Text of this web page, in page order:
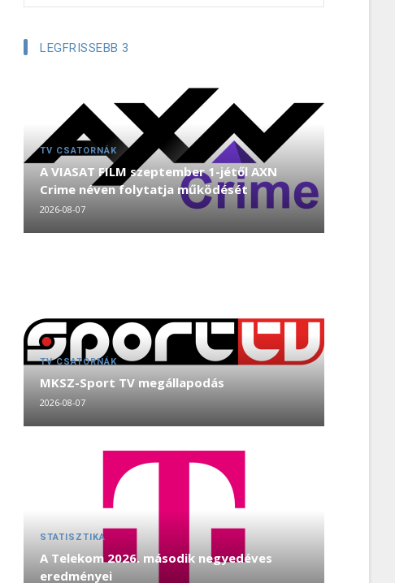
LEGFRISSEBB 3
TV CSATORNÁK
A VIASAT FILM szeptember 1-jétől AXN
Crime néven folytatja működését
2026-08-07
TV CSATORNÁK
MKSZ-Sport TV megállapodás
2026-08-07
STATISZTIKA
A Telekom 2026. második negyedéves
eredményei